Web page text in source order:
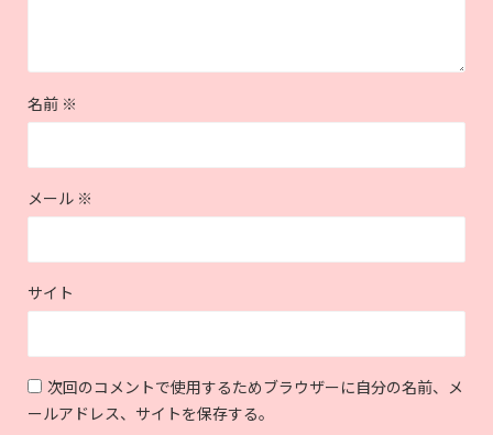
名前 ※
メール ※
サイト
次回のコメントで使用するためブラウザーに自分の名前、メ
ールアドレス、サイトを保存する。